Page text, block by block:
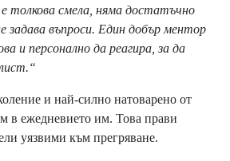
толкова смела, няма достатъчно
задава въпроси. Един добър ментор
и персонално да реагира, за да
и най-силно натоварено от
в ежедневието им. Това прави
уязвими към прегряване.